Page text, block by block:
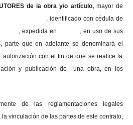
de la obra y/o artículo, mayor de
de , identificado con cédula de
No. , expedida en , en uso de sus
parte que en adelante se denominará el
con el fin de que se realice la
y publicación de una obra, en los
de las reglamentaciones legales
vinculación de las partes de este contrato,